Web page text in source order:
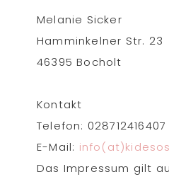
Melanie Sicker
Hamminkelner Str. 23
46395 Bocholt
Kontakt
Telefon: 028712416407
E-Mail:
Das Impressum gilt